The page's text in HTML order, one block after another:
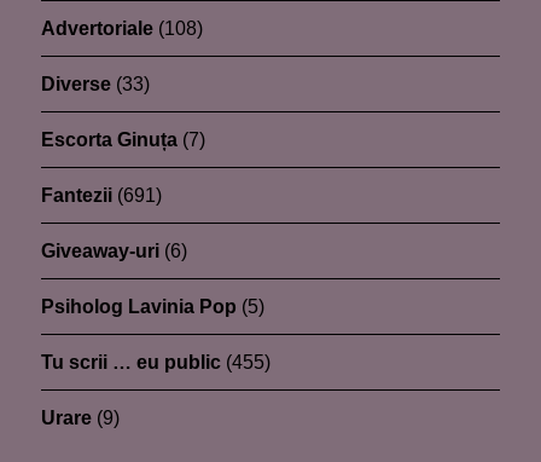
Advertoriale (108)
Diverse (33)
Escorta Ginuța (7)
Fantezii (691)
Giveaway-uri (6)
Psiholog Lavinia Pop (5)
Tu scrii … eu public (455)
Urare (9)